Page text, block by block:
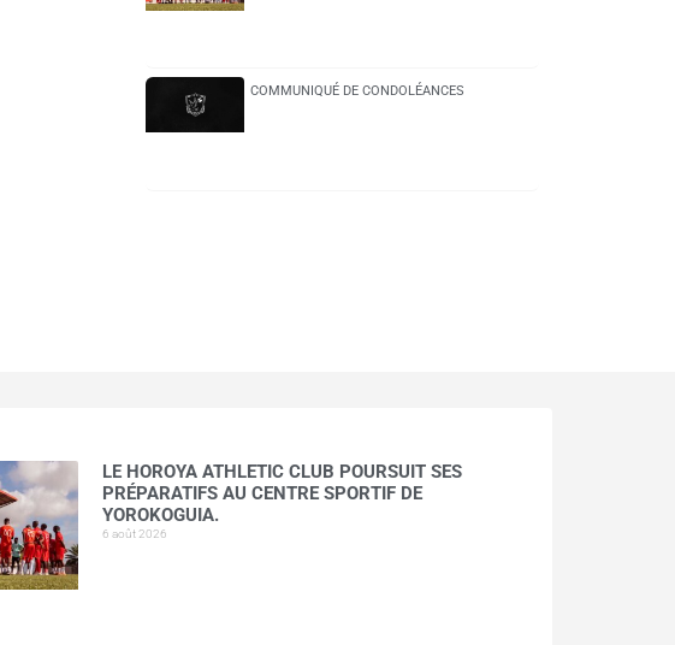
COMMUNIQUÉ DE CONDOLÉANCES
LE HOROYA ATHLETIC CLUB POURSUIT SES
PRÉPARATIFS AU CENTRE SPORTIF DE
YOROKOGUIA.
6 août 2026